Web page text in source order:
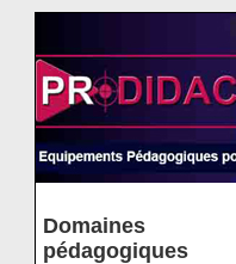
Domaines
pédagogiques
Cookies management panel